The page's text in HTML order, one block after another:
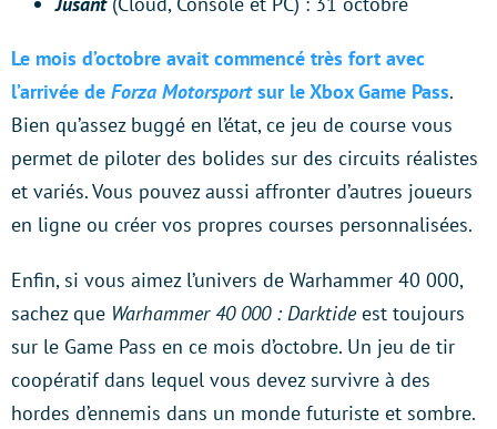
Le mois d’octobre avait commencé très fort avec
l’arrivée de Forza Motorsportsur le Xbox Game Pass.
Bien qu’assez buggé en l’état, ce jeu de course vous
permet de piloter des bolides sur des circuits réalistes
et variés. Vous pouvez aussi affronter d’autres joueurs
en ligne ou créer vos propres courses personnalisées.
Enfin, si vous aimez l’univers de Warhammer 40 000,
sachez que Warhammer 40 000 : Darktideest toujours
sur le Game Pass en ce mois d’octobre. Un jeu de tir
coopératif dans lequel vous devez survivre à des
hordes d’ennemis dans un monde futuriste et sombre.